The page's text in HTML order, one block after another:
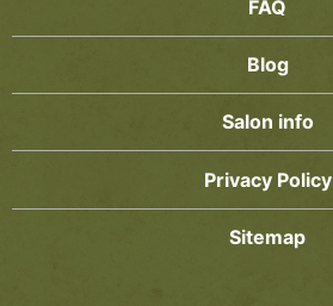
FAQ
Blog
Salon info
Privacy Policy
Sitemap